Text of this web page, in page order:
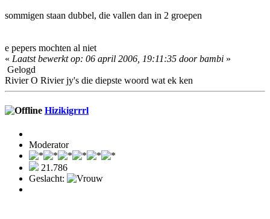
sommigen staan dubbel, die vallen dan in 2 groepen
e pepers mochten al niet
« Laatst bewerkt op: 06 april 2006, 19:11:35 door bambi »
Gelogd
Rivier O Rivier jy's die diepste woord wat ek ken
Hizikigrrrl
Moderator
21.786
Geslacht: